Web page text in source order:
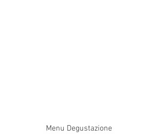
Menu Degustazione